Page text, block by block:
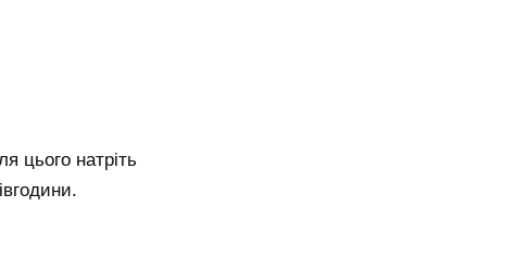
цього натріть